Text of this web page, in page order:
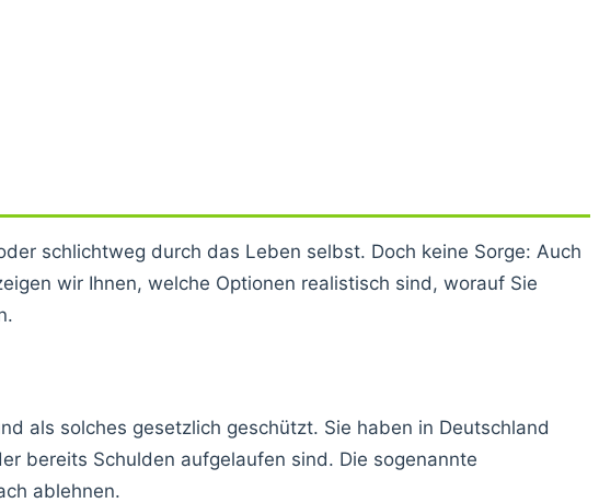
schlichtweg durch das Leben selbst. Doch keine Sorge: Auch
wir Ihnen, welche Optionen realistisch sind, worauf Sie
als solches gesetzlich geschützt. Sie haben in Deutschland
bereits Schulden aufgelaufen sind. Die sogenannte
ablehnen.